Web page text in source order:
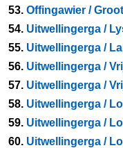
53. Offingawier /
54. Uitwellingerga /
55. Uitwellingerga /
56. Uitwellingerga /
57. Uitwellingerga /
58. Uitwellingerga /
59. Uitwellingerga /
60. Uitwellingerga /